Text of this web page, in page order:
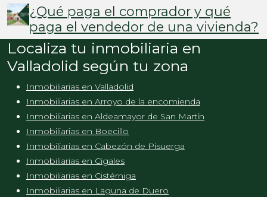
¿Qué paga el comprador y qué
paga el vendedor de una vivienda?
Localiza tu inmobiliaria en
Valladolid según tu zona
Inmobiliarias en Valladolid
Inmobiliarias en Arroyo de la encomienda
Inmobiliarias en Aldeamayor de San Martín
Inmobiliarias en Boecillo
Inmobiliarias en Cabezón de Pisuerga
Inmobiliarias en Cigales
Inmobiliarias en Cistérniga
Inmobiliarias en Laguna de Duero